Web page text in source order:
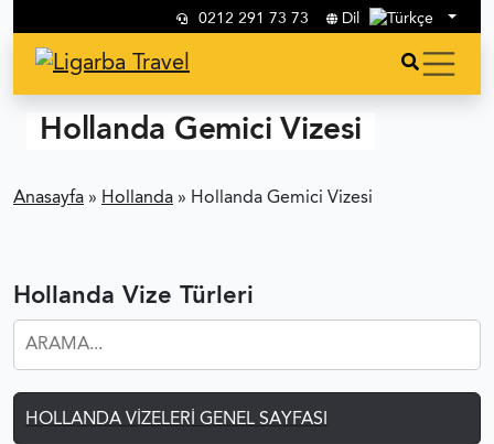
0212 291 73 73 Dil
Hollanda Gemici Vizesi
Anasayfa » Hollanda » Hollanda Gemici Vizesi
Hollanda Vize Türleri
HOLLANDA VIZELERI GENEL SAYFASI